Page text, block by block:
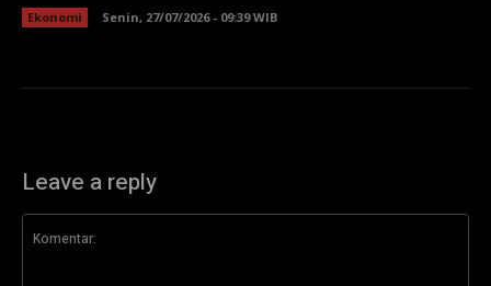
Ekonomi Senin, 27/07/2026 - 09:39 WIB
Leave a reply